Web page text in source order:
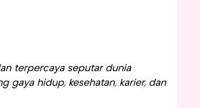
terpercaya seputar dunia
gaya hidup, kesehatan, karier, dan